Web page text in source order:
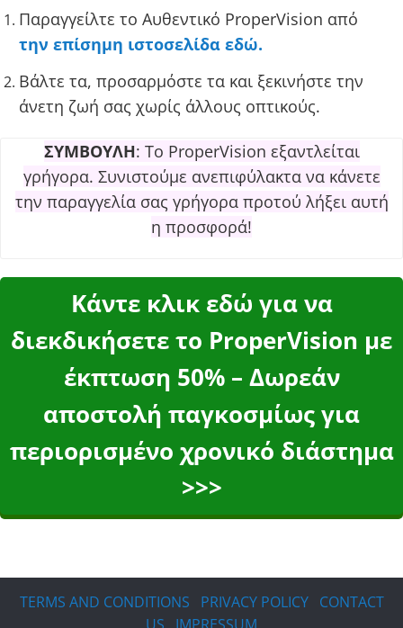
Παραγγείλτε το Αυθεντικό ProperVision από
την επίσημη ιστοσελίδα εδώ.
Βάλτε τα, προσαρμόστε τα και ξεκινήστε την
άνετη ζωή σας χωρίς άλλους οπτικούς.
ΣΥΜΒΟΥΛΗ: Το ProperVision εξαντλείται
γρήγορα. Συνιστούμε ανεπιφύλακτα να κάνετε
την παραγγελία σας γρήγορα προτού λήξει αυτή
η προσφορά!
Κάντε κλικ εδώ για να
διεκδικήσετε το ProperVision με
έκπτωση 50% – Δωρεάν
αποστολή παγκοσμίως για
περιορισμένο χρονικό διάστημα
>>>
TERMS AND CONDITIONS PRIVACY POLICY
CONTACT